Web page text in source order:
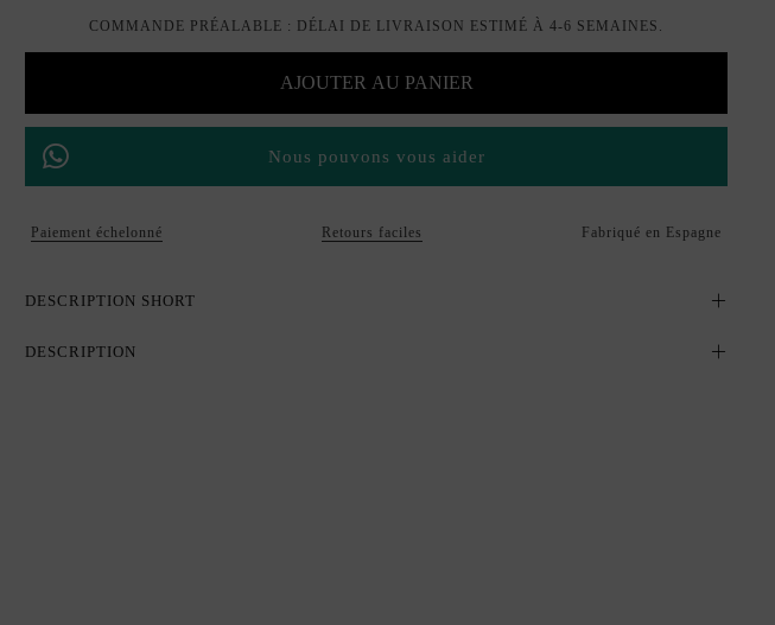
COMMANDE PRÉALABLE : DÉLAI DE LIVRAISON ESTIMÉ À 4-6 SEMAINES.
AJOUTER AU PANIER
Nous pouvons vous aider
Paiement échelonné Retours faciles Fabriqué en Espagne
DESCRIPTION SHORT
DESCRIPTION